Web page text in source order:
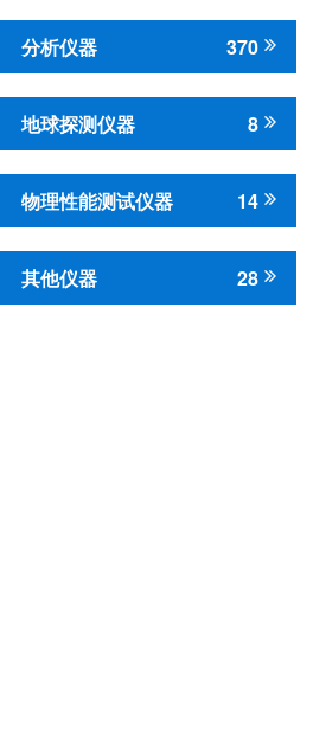
分析仪器 370
地球探测仪器 8
物理性能测试仪器 14
其他仪器 28